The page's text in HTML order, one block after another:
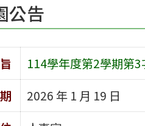
公告
114學年度第2學期第
2026 年 1 月 19 日